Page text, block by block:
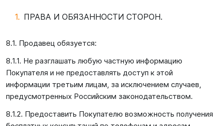
ПРАВА И ОБЯЗАННОСТИ СТОРОН.
8.1. Продавец обязуется:
8.1.1. Не разглашать любую частную информацию
Покупателя и не предоставлять доступ к этой
информации третьим лицам, за исключением случаев,
предусмотренных Российским законодательством.
8.1.2. Предоставить Покупателю возможность получения